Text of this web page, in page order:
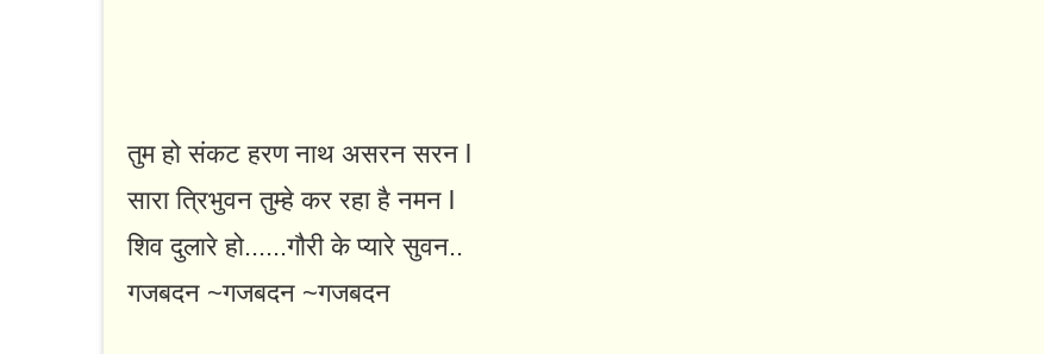
तुम हो संकट हरण नाथ असरन सरन l
सारा त्रिभुवन तुम्हे कर रहा है नमन l
शिव दुलारे हो......गौरी के प्यारे सुवन..
गजबदन ~गजबदन ~गजबदन